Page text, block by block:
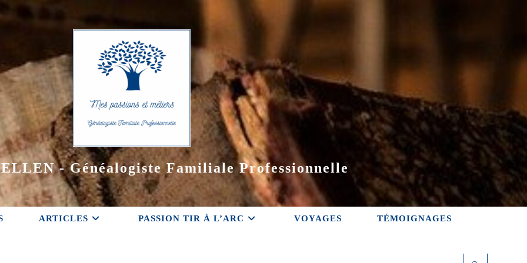
- Généalogiste Familiale Professionnelle
ARTICLES PASSION TIR À L’ARC VOYAGES TÉMOIGNAGES